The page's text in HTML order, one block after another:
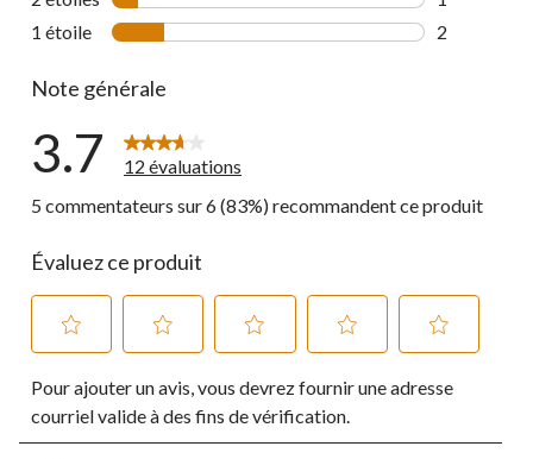
1 étoile étoiles
2
Note générale
3.7
12 évaluations
5 commentateurs sur 6 (83%) recommandent ce produit
Évaluez ce produit
pour
évaluer
pour
évaluer
pour
évaluer
pour
évaluer
pour
Pour ajouter un avis, vous devrez fournir une adresse
courriel valide à des fins de vérification.